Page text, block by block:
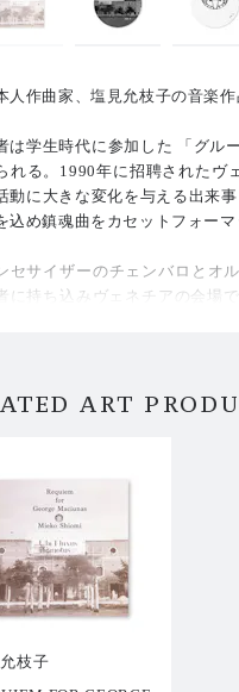
人作曲家、塩見允枝子の音楽作
は学生時代に参加した 「グル
れる。1990年に招聘されたヴ
動に大きな変化を与える出来
込め鎮魂曲をカセットフォーマ
セサイザーのチェンバロとオ
に持ち込みヴェネチアの会場
タリングはジュゼッペ・イエ
、本作のオリジナルカセット
OF CONTEMPORARY ART.
刻音源は関連プロジェクトで
。
ックリスト：
ART
枝子